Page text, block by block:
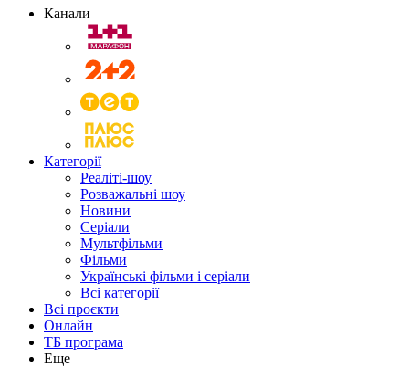
Канали
Категорії
Реаліті-шоу
Розважальні шоу
Новини
Серіали
Мультфільми
Фільми
Українські фільми і серіали
Всі категорії
Всі проєкти
Онлайн
ТБ програма
Еще